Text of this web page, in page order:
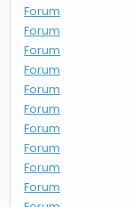
Forum
Forum
Forum
Forum
Forum
Forum
Forum
Forum
Forum
Forum